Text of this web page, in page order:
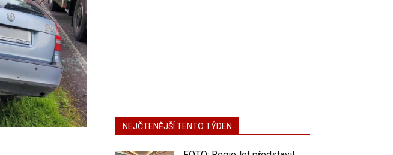
NEJČTENĚJŠÍ TENTO TÝDEN